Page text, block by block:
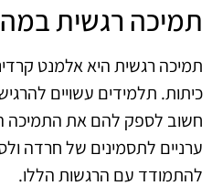
תמיכה רגשית
תמיכה רגשית היא אלמנט
כיתות. תלמידים עשויים
חשוב לספק להם את התמיכה
ערניים לתסמינים של חרדה
להתמודד עם הרגשות הללו.